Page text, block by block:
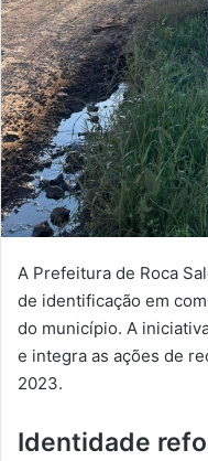
A Prefeitura de Roca
de identificação em
do município. A
e integra as ações de
2023.
Identidade